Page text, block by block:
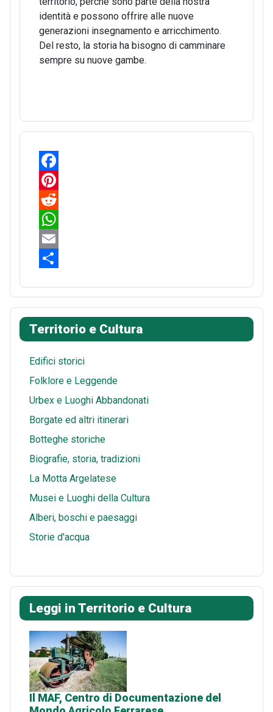
identità e possono offrire alle nuove
generazioni insegnamento e arricchimento.
Del resto, la storia ha bisogno di camminare
sempre su nuove gambe.
F
a
c
e
b
o
k
P
n
r
e
s
t
R
e
d
i
t
W
h
t
s
A
p
p
E
a
i
l
h
a
r
e
Territorio e Cultura
Edifici storici
Folklore e Leggende
Urbex e Luoghi Abbandonati
Borgate ed altri itinerari
Botteghe storiche
Biografie, storia, tradizioni
La Motta Argelatese
Musei e Luoghi della Cultura
Alberi, boschi e paesaggi
Storie d'acqua
Leggi in Territorio e Cultura
Il MAF, Centro di Documentazione del